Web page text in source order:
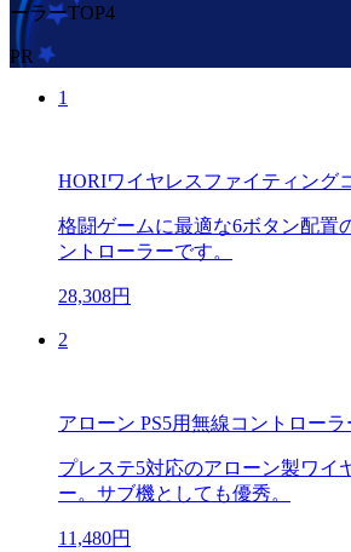
ーラーTOP4
PR
1
HORIワイヤレスファイティング
格闘ゲームに最適な6ボタン配置
ントローラーです。
28,308円
2
アローン PS5用無線コントローラ
プレステ5対応のアローン製ワイ
ー。サブ機としても優秀。
11,480円